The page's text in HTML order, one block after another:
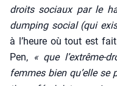
droits sociaux par le
dum­ping social (qui
à l’heure où tout est
Pen, « que l’extrême-
femmes bien qu’elle se